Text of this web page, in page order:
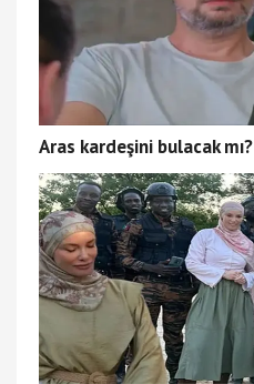
Aras kardeşini bulacak mı?